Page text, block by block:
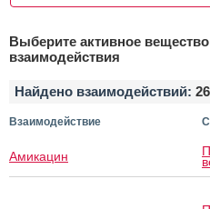
Выберите активное
взаимодействия
Найдено взаимодействий: 26
Взаимодействие
Амикацин